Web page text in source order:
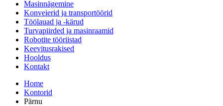
Masinnägemine
Konveierid ja transportöörid
Töölauad ja -kärud
Turvapiirded ja masinraamid
Robotite tööriistad
Keevitusrakised
Hooldus
Kontakt
Home
Kontorid
Pärnu